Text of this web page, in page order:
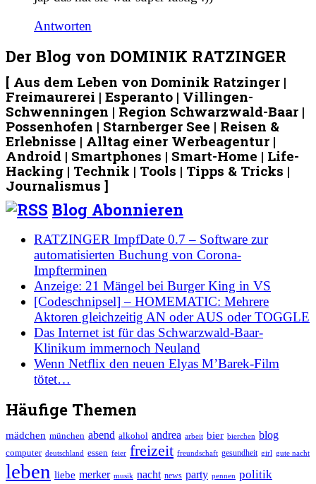
Antworten
Der Blog von DOMINIK RATZINGER
[ Aus dem Leben von Dominik Ratzinger |
Freimaurerei | Esperanto | Villingen-
Schwenningen | Region Schwarzwald-Baar |
Possenhofen | Starnberger See | Reisen &
Erlebnisse | Alltag einer Werbeagentur |
Android | Smartphones | Smart-Home | Life-
Hacking | Technik | Tools | Tipps & Tricks |
Journalismus ]
Blog Abonnieren
RATZINGER ImpfDate 0.7 – Software zur
automatisierten Buchung von Corona-
Impfterminen
Anzeige: 21 Mängel bei Burger King in VS
[Codeschnipsel] – HOMEMATIC: Mehrere
Aktoren gleichzeitig AN oder AUS oder TOGGLE
Das Internet ist für das Schwarzwald-Baar-
Klinikum immernoch Neuland
Wenn Netflix den neuen Elyas M’Barek-Film
tötet…
Häufige Themen
mädchen münchen abend alkohol andrea arbeit bier bierchen blog
computer deutschland essen feier freizeit freundschaft gesundheit girl gute nacht
leben liebe merker musik nacht news party pennen politik